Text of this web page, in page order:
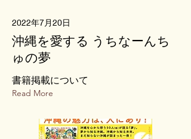
2022年7月20日
沖縄を愛する うちなーんち
ゅの夢
書籍掲載について
Read More